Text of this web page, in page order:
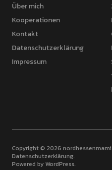
Über mich
Kooperationen
Kontakt
Datenschutzerklärung
Impressum
Copyright © 2026
Datenschutzerklärung
Powered by WordPress